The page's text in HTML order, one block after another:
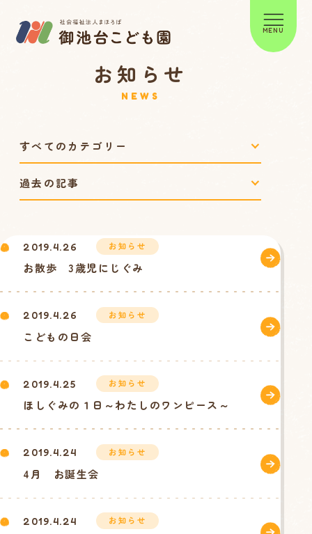
MENU
お知らせ
NEWS
2019.4.26 お知らせ
お散歩 3歳児にじぐみ
2019.4.26 お知らせ
こどもの日会
2019.4.25 お知らせ
ほしぐみの１日～わたしのワンピース～
2019.4.24 お知らせ
4月 お誕生会
2019.4.24 お知らせ